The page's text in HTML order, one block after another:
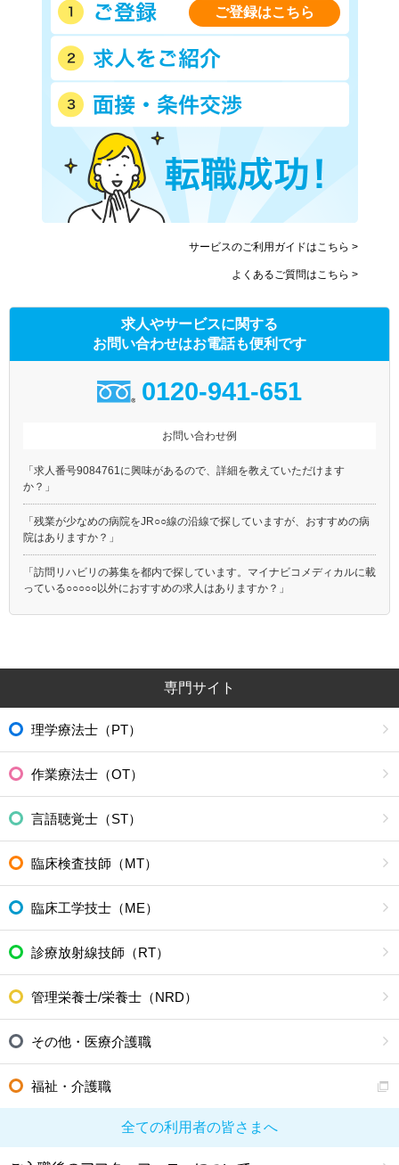
ご登録はこちら
サービスのご利用ガイドはこちら >
よくあるご質問はこちら >
求人やサービスに関する
お問い合わせはお電話も便利です
0120-941-651
お問い合わせ例
「求人番号9084761に興味があるので、詳細を教えていただけます
か？」
「残業が少なめの病院をJR○○線の沿線で探していますが、おすすめの病
院はありますか？」
「訪問リハビリの募集を都内で探しています。マイナビコメディカルに載
っている○○○○○以外におすすめの求人はありますか？」
専門サイト
理学療法士（PT）
作業療法士（OT）
言語聴覚士（ST）
臨床検査技師（MT）
臨床工学技士（ME）
診療放射線技師（RT）
管理栄養士/栄養士（NRD）
その他・医療介護職
福祉・介護職
全ての利用者の皆さまへ